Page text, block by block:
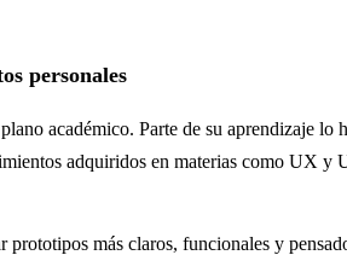
personales
académico. Parte de su aprendizaje lo
adquiridos en materias como UX y
prototipos más claros, funcionales y